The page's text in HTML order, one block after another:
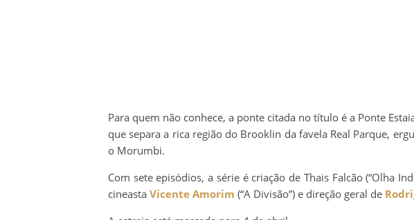
Para quem não conhece, a ponte citada no título é a Ponte
que separa a rica região do Brooklin da favela Real Parque,
o Morumbi.
Com sete episódios, a série é criação de Thais Falcão (“Olha
cineasta Vicente Amorim (“A Divisão”) e direção geral de